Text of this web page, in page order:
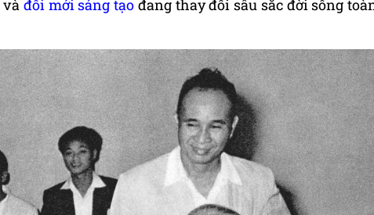
và đổi mới sáng tạo đang thay đổi sâu sắc đời sống